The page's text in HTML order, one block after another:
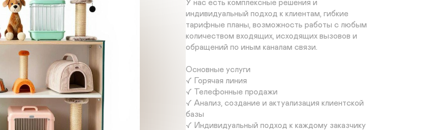
У нас есть комплексные решения и
индивидуальный подход к клиентам, гибкие
тарифные планы, возможность работы с любым
количеством входящих, исходящих вызовов и
обращений по иным каналам связи.
Основные услуги
✓ Горячая линия
✓ Телефонные продажи
✓ Анализ, создание и актуализация клиентской
базы
✓ Индивидуальный подход к каждому заказчику